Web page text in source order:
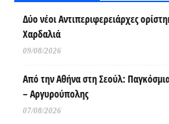
Δύο νέοι Αντιπεριφερειάρχες
Χαρδαλιά
09/08/2026
Από την Αθήνα στη Σεούλ:
– Αργυρούπολης
07/08/2026